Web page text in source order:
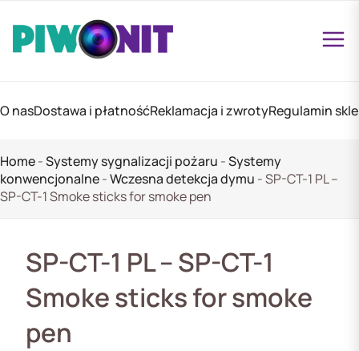
O nasDostawa i płatnośćReklamacja i zwrotyRegulamin
Home-Systemy sygnalizacji pożaru -Systemy
konwencjonalne-Wczesna detekcja dymu -SP-CT-1 PL –
SP-CT-1 Smoke sticks for smoke pen
SP-CT-1 PL – SP-CT-1
Smoke sticks for smoke
pen